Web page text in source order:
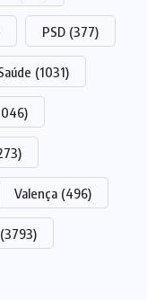
PSD (377)
(1031)
Valença (496)
(3793)